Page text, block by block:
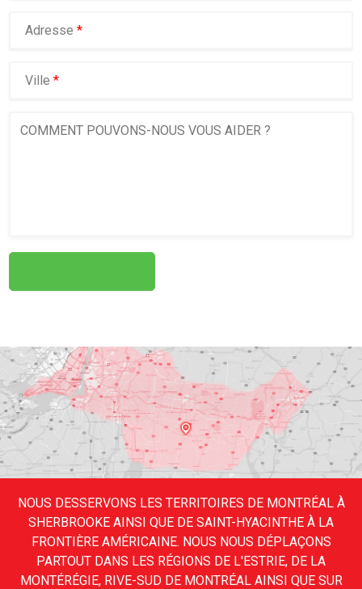
Adresse *
Ville *
NOUS DESSERVONS LES TERRITOIRES DE MONTRÉAL À
SHERBROOKE AINSI QUE DE SAINT-HYACINTHE À LA
FRONTIÈRE AMÉRICAINE. NOUS NOUS DÉPLAÇONS
PARTOUT DANS LES RÉGIONS DE L'ESTRIE, DE LA
MONTÉRÉGIE, RIVE-SUD DE MONTRÉAL AINSI QUE SUR